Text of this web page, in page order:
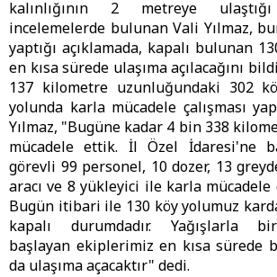
kalınlığının 2 metreye
incelemelerde bulunan Vali Yılmaz,
yaptığı açıklamada, kapalı bulunan
en kısa sürede ulaşıma açılacağını
137 kilometre uzunluğundaki 302
yolunda karla mücadele çalışması
Yılmaz, "Bugüne kadar 4 bin 338
mücadele ettik. İl Özel İdaresi'ne
görevli 99 personel, 10 dozer, 13
aracı ve 8 yükleyici ile karla mücadele
Bugün itibari ile 130 köy yolumuz
kapalı durumdadır. Yağışlarla
başlayan ekiplerimiz en kısa sürede
da ulaşıma açacaktır" dedi.